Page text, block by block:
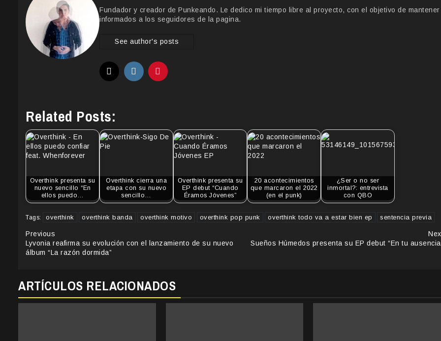
Fundador y creador de Punkeando. Le dedico mi tiempo libre al proyecto, con el objetivo de mantener
informados a los seguidores de la pagina.
See author's posts
Related Posts:
Overthink presenta su
nuevo sencillo “En
ellos puedo…
Overthink cierra una
etapa con su nuevo
sencillo…
Overthink presenta su
EP debut “Cuando
Éramos Jóvenes”
20 acontecimientos
que marcaron el 2022
(en el punk)
¿Ser o no ser
inmortal?: entrevista
con QBO
Tags: overthink overthink banda overthink motivo overthink pop punk overthink todo va a estar bien ep sentencia previa
Continue
Reading
Previous
Lyvonia reafirma su evolución con el lanzamiento de su nuevo
álbum “La razón dormida”
Sueños Húmedos presenta su EP debut “En tu
ARTÍCULOS RELACIONADOS